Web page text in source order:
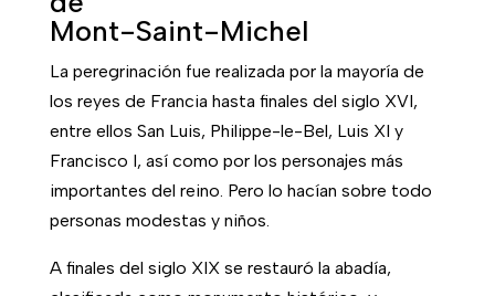
Mont-Saint-Michel
La peregrinación fue realizada por la mayoría de
los reyes de Francia hasta finales del siglo XVI,
entre ellos San Luis, Philippe-le-Bel, Luis XI y
Francisco I, así como por los personajes más
importantes del reino. Pero lo hacían sobre todo
personas modestas y niños.
A finales del siglo XIX se restauró la abadía,